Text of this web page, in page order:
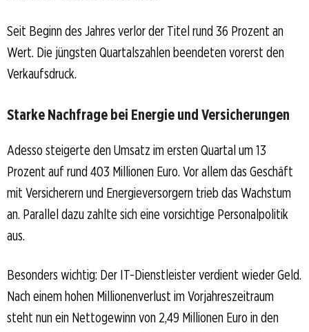
Seit Beginn des Jahres verlor der Titel rund 36 Prozent an
Wert. Die jüngsten Quartalszahlen beendeten vorerst den
Verkaufsdruck.
Starke Nachfrage bei Energie und Versicherungen
Adesso steigerte den Umsatz im ersten Quartal um 13
Prozent auf rund 403 Millionen Euro. Vor allem das Geschäft
mit Versicherern und Energieversorgern trieb das Wachstum
an. Parallel dazu zahlte sich eine vorsichtige Personalpolitik
aus.
Besonders wichtig: Der IT-Dienstleister verdient wieder Geld.
Nach einem hohen Millionenverlust im Vorjahreszeitraum
steht nun ein Nettogewinn von 2,49 Millionen Euro in den